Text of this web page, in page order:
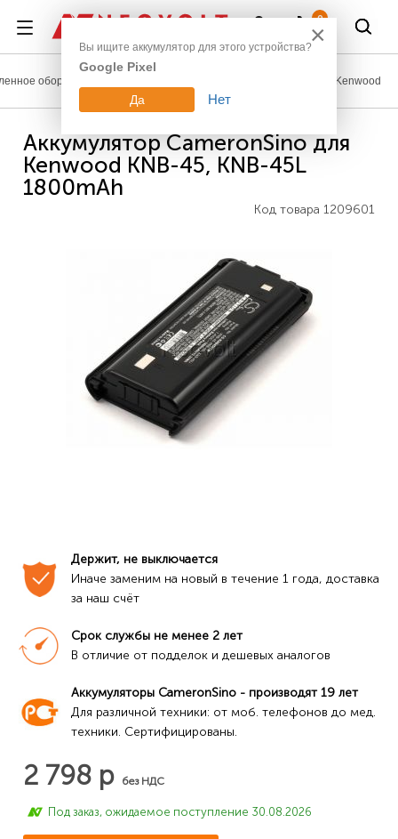
0
оборудование Kenwood
Аккумулятор CameronSino для
Kenwood KNB-45, KNB-45L
1800mAh
Код товара 1209601
Держит, не выключается
Иначе заменим на новый в течение 1 года, доставка
за наш счёт
Срок службы не менее 2 лет
В отличие от подделок и дешевых аналогов
Аккумуляторы CameronSino - производят 19 лет
Для различной техники: от моб. телефонов до мед.
техники. Сертифицированы.
2 798 р без НДС
Под заказ, ожидаемое поступление 30.08.2026
×
Вы ищите аккумулятор для этого устройства?
Google Pixel
Да Нет